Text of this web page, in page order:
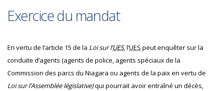
Exercice du mandat
En vertu de l’article 15 de la Loi sur l’UES, l’UES peut enquêter sur la
conduite d’agents (agents de police, agents spéciaux de la
Commission des parcs du Niagara ou agents de la paix en vertu de
Loi sur l’Assemblée législative)qui pourrait avoir entraîné un décès,